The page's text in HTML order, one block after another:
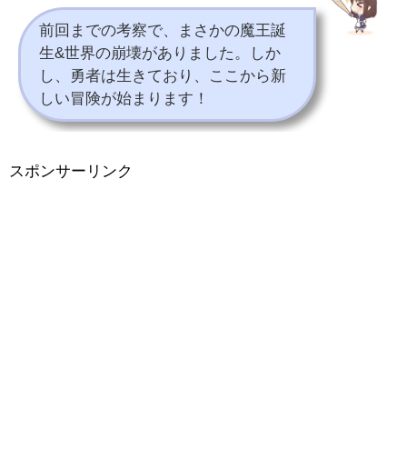
前回までの考察で、まさかの魔王誕
生&世界の崩壊がありました。しか
し、勇者は生きており、ここから新
しい冒険が始まります！
スポンサーリンク